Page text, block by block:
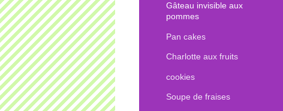
Gâteau invisible aux
pommes
Pan cakes
Charlotte aux fruits
cookies
Soupe de fraises